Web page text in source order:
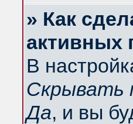
» Как
активных
В
Скрывать
Да, и вы